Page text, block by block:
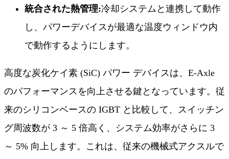
統合された熱管理:冷却システムと連携して動作
し、パワーデバイスが最適な温度ウィンドウ内
で動作するようにします。
高度な炭化ケイ素 (SiC) パワー デバイスは、E-Axle
のパフォーマンスを向上させる鍵となっています。従
来のシリコンベースの IGBT と比較して、スイッチン
グ周波数が 3 ～ 5 倍高く、システム効率がさらに 3
～ 5% 向上します。これは、従来の機械式アクスルで